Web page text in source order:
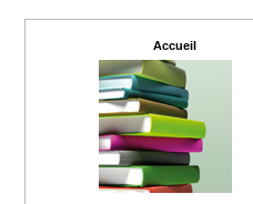
Accueil